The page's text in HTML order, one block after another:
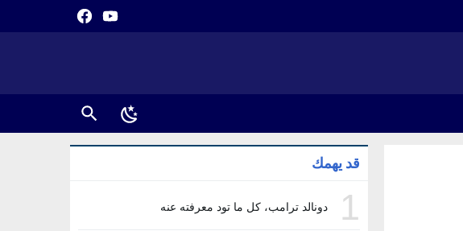
قد يهمك
1 دونالد ترامب، كل ما تود معرفته عنه